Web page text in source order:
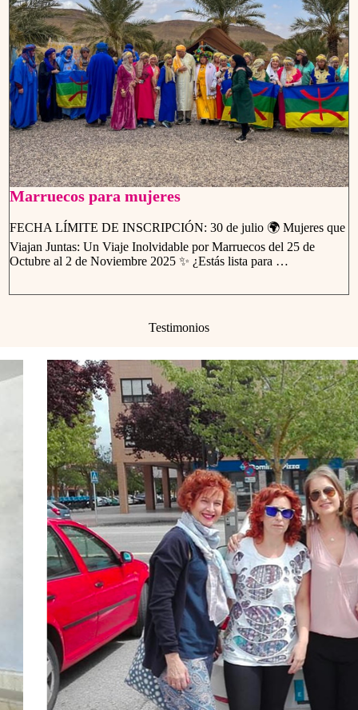
Marruecos para mujeres
FECHA LÍMITE DE INSCRIPCIÓN: 30 de julio 🌍 Mujeres que
Viajan Juntas: Un Viaje Inolvidable por Marruecos del 25 de
Octubre al 2 de Noviembre 2025 ✨ ¿Estás lista para …
Testimonios